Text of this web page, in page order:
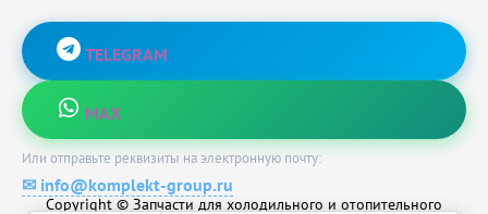
TELEGRAM
MAX
Или отправьте реквизиты на электронную почту:
✉ info@komplekt-group.ru
Copyright © Запчасти для холодильного и отопительного